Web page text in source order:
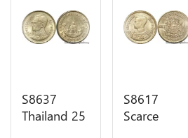
S8637
Thailand 25
S8617
Scarce